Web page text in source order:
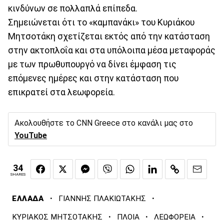
κινδύνων σε πολλαπλά επίπεδα.
Σημειώνεται ότι το «καμπανάκι» του Κυριάκου
Μητσοτάκη σχετίζεται εκτός από την κατάσταση
στην ακτοπλοΐα και στα υπόλοιπα μέσα μεταφοράς
με των πρωθυπουργό να δίνει έμφαση τις
επόμενες ημέρες και στην κατάσταση που
επικρατεί στα λεωφορεία.
Ακολουθήστε το CNN Greece στο κανάλι μας στο
YouTube
34
SHARES
ΕΛΛΑΔΑ · ΓΙΑΝΝΗΣ ΠΛΑΚΙΩΤΑΚΗΣ ·
ΚΥΡΙΑΚΟΣ ΜΗΤΣΟΤΑΚΗΣ · ΠΛΟΙΑ · ΛΕΩΦΟΡΕΙΑ ·